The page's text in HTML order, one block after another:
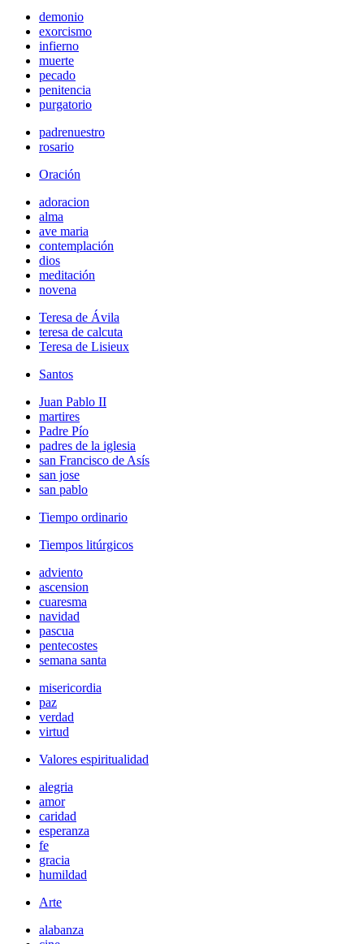
demonio
exorcismo
infierno
muerte
pecado
penitencia
purgatorio
padrenuestro
rosario
Oración
adoracion
alma
ave maria
contemplación
dios
meditación
novena
Teresa de Ávila
teresa de calcuta
Teresa de Lisieux
Santos
Juan Pablo II
martires
Padre Pío
padres de la iglesia
san Francisco de Asís
san jose
san pablo
Tiempo ordinario
Tiempos litúrgicos
adviento
ascension
cuaresma
navidad
pascua
pentecostes
semana santa
misericordia
paz
verdad
virtud
Valores espiritualidad
alegria
amor
caridad
esperanza
fe
gracia
humildad
Arte
alabanza